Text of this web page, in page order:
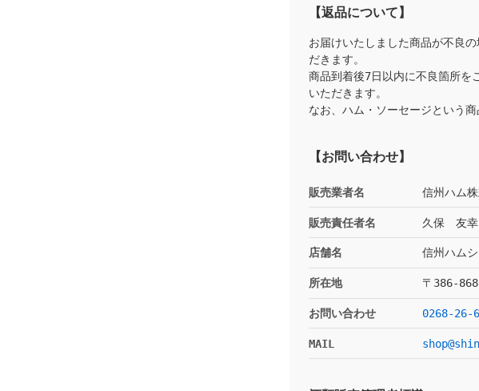
【返品について】
お届けいたしました商品が不良
だきます。
商品到着後7日以内に不良箇所を
いただきます。
なお、ハム・ソーセージという
【お問い合わせ】
販売業者名 信州ハム
販売責任者名 久保 友幸
店舗名 信州ハム
所在地 〒386-
お問い合わせ 0268-26-
MAIL